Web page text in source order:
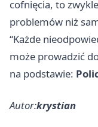
cofnięcia, to
problemów niż
“Każde
może prowadzić
na podstawie:
Autor:krystian